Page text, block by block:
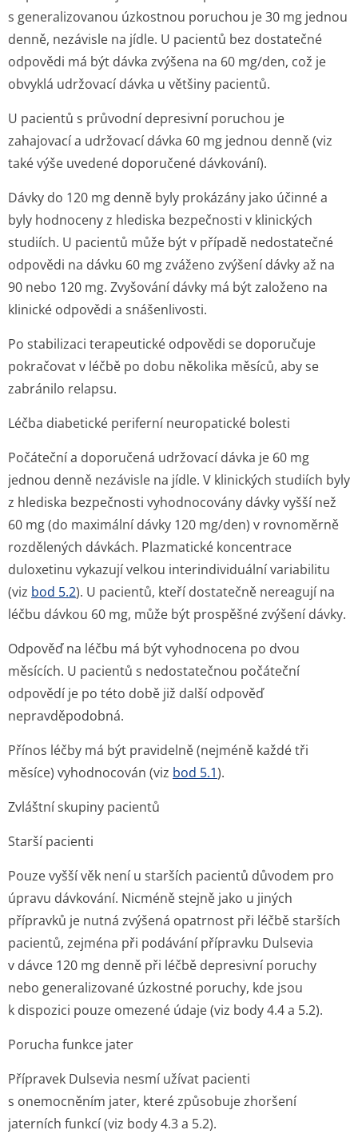
s generalizovanou úzkostnou poruchou je 30 mg jednou
denně, nezávisle na jídle. U pacientů bez dostatečné
odpovědi má být dávka zvýšena na 60 mg/den, což je
obvyklá udržovací dávka u většiny pacientů.
U pacientů s průvodní depresivní poruchou je
zahajovací a udržovací dávka 60 mg jednou denně (viz
také výše uvedené doporučené dávkování).
Dávky do 120 mg denně byly prokázány jako účinné a
byly hodnoceny z hlediska bezpečnosti v klinických
studiích. U pacientů může být v případě nedostatečné
odpovědi na dávku 60 mg zváženo zvýšení dávky až na
90 nebo 120 mg. Zvyšování dávky má být založeno na
klinické odpovědi a snášenlivosti.
Po stabilizaci terapeutické odpovědi se doporučuje
pokračovat v léčbě po dobu několika měsíců, aby se
zabránilo relapsu.
Léčba diabetické periferní neuropatické bolesti
Počáteční a doporučená udržovací dávka je 60 mg
jednou denně nezávisle na jídle. V klinických studiích byly
z hlediska bezpečnosti vyhodnocovány dávky vyšší než
60 mg (do maximální dávky 120 mg/den) v rovnoměrně
rozdělených dávkách. Plazmatické koncentrace
duloxetinu vykazují velkou interindividuální variabilitu
(viz bod 5.2). U pacientů, kteří dostatečně nereagují na
léčbu dávkou 60 mg, může být prospěšné zvýšení dávky.
Odpověď na léčbu má být vyhodnocena po dvou
měsících. U pacientů s nedostatečnou počáteční
odpovědí je po této době již další odpověď
nepravděpodobná.
Přínos léčby má být pravidelně (nejméně každé tři
měsíce) vyhodnocován (viz bod 5.1).
Zvláštní skupiny pacientů
Starší pacienti
Pouze vyšší věk není u starších pacientů důvodem pro
úpravu dávkování. Nicméně stejně jako u jiných
přípravků je nutná zvýšená opatrnost při léčbě starších
pacientů, zejména při podávání přípravku Dulsevia
v dávce 120 mg denně při léčbě depresivní poruchy
nebo generalizované úzkostné poruchy, kde jsou
k dispozici pouze omezené údaje (viz body 4.4 a 5.2).
Porucha funkce jater
Přípravek Dulsevia nesmí užívat pacienti
s onemocněním jater, které způsobuje zhoršení
jaterních funkcí (viz body 4.3 a 5.2).